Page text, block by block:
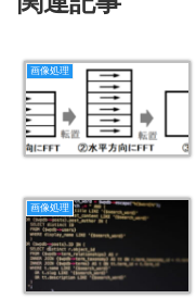
画像処理
画像処理